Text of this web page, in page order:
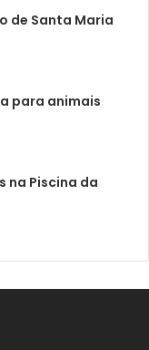
de Santa Maria
para animais
na Piscina da